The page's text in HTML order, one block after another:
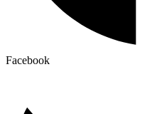
Facebook